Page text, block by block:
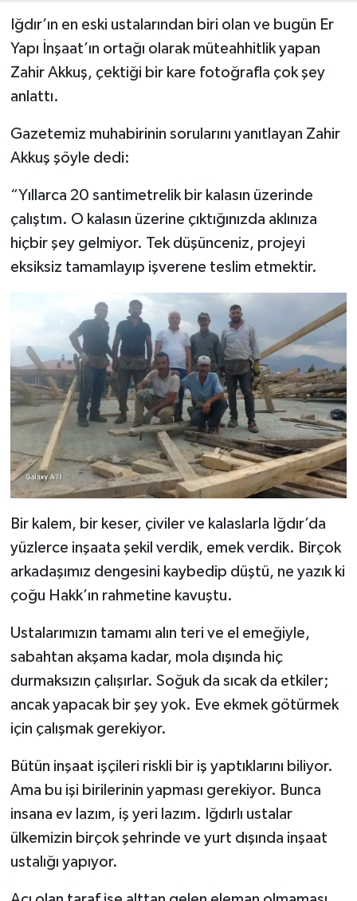
Iğdır’ın en eski ustalarından biri olan ve bugün Er
Yapı İnşaat’ın ortağı olarak müteahhitlik yapan
Zahir Akkuş, çektiği bir kare fotoğrafla çok şey
anlattı.
Gazetemiz muhabirinin sorularını yanıtlayan Zahir
Akkuş şöyle dedi:
“Yıllarca 20 santimetrelik bir kalasın üzerinde
çalıştım. O kalasın üzerine çıktığınızda aklınıza
hiçbir şey gelmiyor. Tek düşünceniz, projeyi
eksiksiz tamamlayıp işverene teslim etmektir.
Bir kalem, bir keser, çiviler ve kalaslarla Iğdır’da
yüzlerce inşaata şekil verdik, emek verdik. Birçok
arkadaşımız dengesini kaybedip düştü, ne yazık ki
çoğu Hakk’ın rahmetine kavuştu.
Ustalarımızın tamamı alın teri ve el emeğiyle,
sabahtan akşama kadar, mola dışında hiç
durmaksızın çalışırlar. Soğuk da sıcak da etkiler;
ancak yapacak bir şey yok. Eve ekmek götürmek
için çalışmak gerekiyor.
Bütün inşaat işçileri riskli bir iş yaptıklarını biliyor.
Ama bu işi birilerinin yapması gerekiyor. Bunca
insana ev lazım, iş yeri lazım. Iğdırlı ustalar
ülkemizin birçok şehrinde ve yurt dışında inşaat
ustalığı yapıyor.